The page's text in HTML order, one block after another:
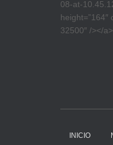
08-at-
32500″ /></a>
INICIO